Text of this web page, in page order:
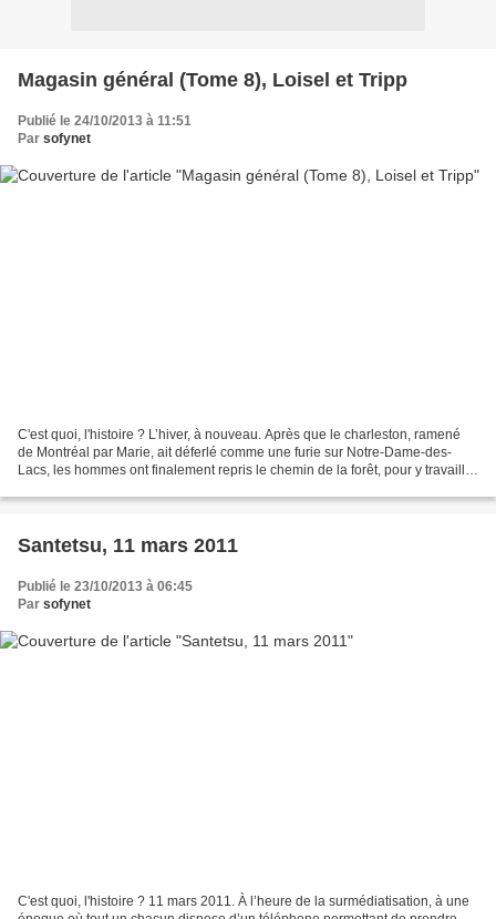
Magasin général (Tome 8), Loisel et Tripp
Publié le 24/10/2013 à 11:51
Par sofynet
C'est quoi, l'histoire ? L’hiver, à nouveau. Après que le charleston, ramené
de Montréal par Marie, ait déferlé comme une furie sur Notre-Dame-des-
Lacs, les hommes ont finalement repris le chemin de la forêt, pour y travailler
Santetsu, 11 mars 2011
Publié le 23/10/2013 à 06:45
Par sofynet
C'est quoi, l'histoire ? 11 mars 2011. À l’heure de la surmédiatisation, à une